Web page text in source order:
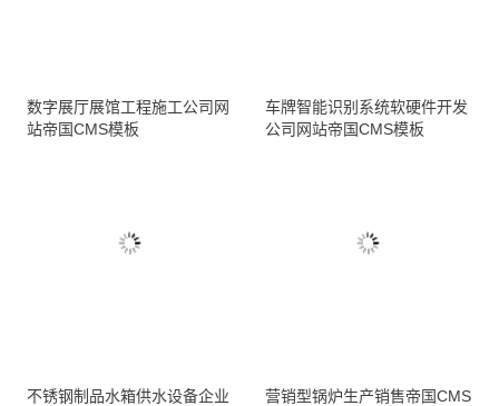
数字展厅展馆工程施工公司网
站帝国CMS模板
车牌智能识别系统软硬件开发
公司网站帝国CMS模板
不锈钢制品水箱供水设备企业
营销型锅炉生产销售帝国CMS